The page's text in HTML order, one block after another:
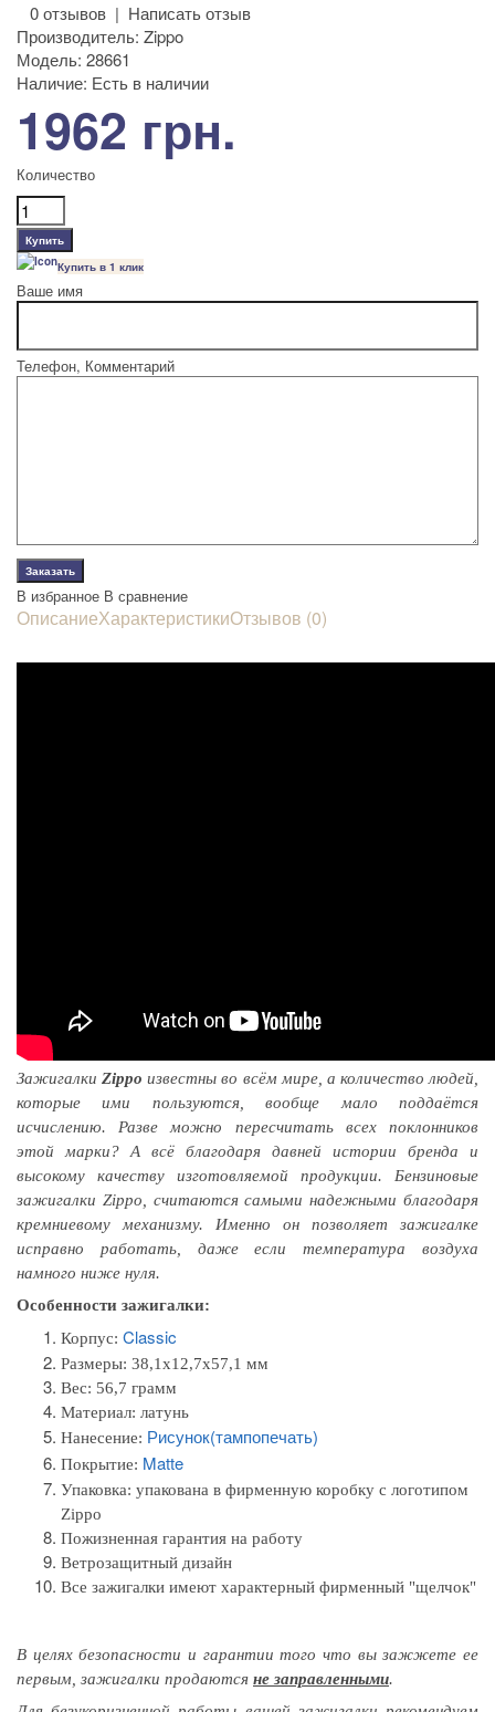
0 отзывов | Написать отзыв
Производитель: Zippo
Модель: 28661
Наличие: Есть в наличии
1962 грн.
Количество
Купить в 1 клик
Ваше имя
Телефон, Комментарий
В избранное В сравнение
ОписаниеХарактеристикиОтзывов (0)
ЗажигалкиZippo известны во всём мире, а количество людей,
которые ими пользуются, вообще мало поддаётся
исчислению. Разве можно пересчитать всех поклонников
этой марки? А всё благодаря давней истории бренда и
высокому качеству изготовляемой продукции. Бензиновые
зажигалки Zippo, считаются самыми надежными благодаря
кремниевому механизму. Именно он позволяет зажигалке
исправно работать, даже если температура воздуха
намного ниже нуля.
Особенности зажигалки:
Корпус: Classic
Размеры: 38,1x12,7x57,1 мм
Вес: 56,7 грамм
Материал: латунь
Нанесение: Рисунок(тампопечать)
Покрытие: Matte
Упаковка: упакована в фирменную коробку с логотипом
Zippo
Пожизненная гарантия на работу
Ветрозащитный дизайн
Все зажигалки имеют характерный фирменный "щелчок"
В целях безопасности и гарантии того что вызажжете ее
первым , зажигалки продаются не заправленными.